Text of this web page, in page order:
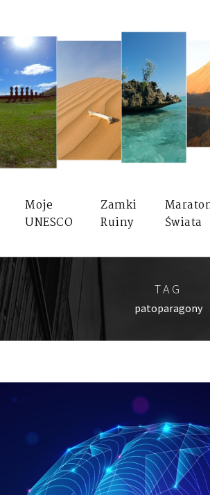
Moje
UNESCO
Zamki
Ruiny
Świata
TAG
patoparagony